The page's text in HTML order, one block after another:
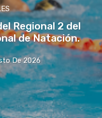
Regional 2 del
de Natación.
De 2026